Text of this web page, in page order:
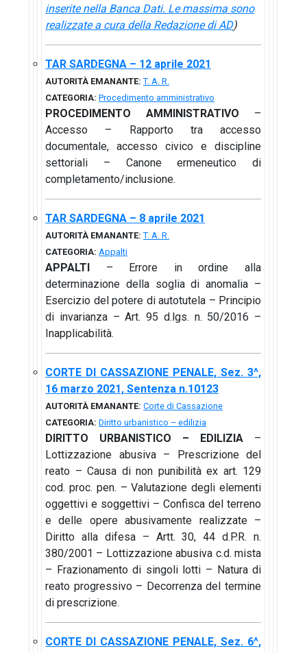
inserite nella Banca Dati. Le massima sono
realizzate a cura della Redazione di AD)
TAR SARDEGNA – 12 aprile 2021
AUTORITÀ EMANANTE: T. A. R.
CATEGORIA: Procedimento amministrativo
PROCEDIMENTO AMMINISTRATIVO –
Accesso – Rapporto tra accesso
documentale, accesso civico e discipline
settoriali – Canone ermeneutico di
completamento/inclusione.
TAR SARDEGNA – 8 aprile 2021
AUTORITÀ EMANANTE: T. A. R.
CATEGORIA: Appalti
APPALTI
– Errore in ordine alla
determinazione della soglia di anomalia –
Esercizio del potere di autotutela – Principio
di invarianza – Art. 95 d.lgs. n. 50/2016 –
Inapplicabilità.
CORTE DI CASSAZIONE PENALE, Sez. 3^,
16 marzo 2021, Sentenza n.10123
AUTORITÀ EMANANTE: Corte di Cassazione
CATEGORIA: Diritto urbanistico – edilizia
DIRITTO URBANISTICO – EDILIZIA –
Lottizzazione abusiva – Prescrizione del
reato – Causa di non punibilità ex art. 129
cod. proc. pen. – Valutazione degli elementi
oggettivi e soggettivi – Confisca del terreno
e delle opere abusivamente realizzate –
Diritto alla difesa – Artt. 30, 44 d.P.R. n.
380/2001 – Lottizzazione abusiva c.d. mista
– Frazionamento di singoli lotti – Natura di
reato progressivo – Decorrenza del termine
di prescrizione.
CORTE DI CASSAZIONE PENALE, Sez. 6^,